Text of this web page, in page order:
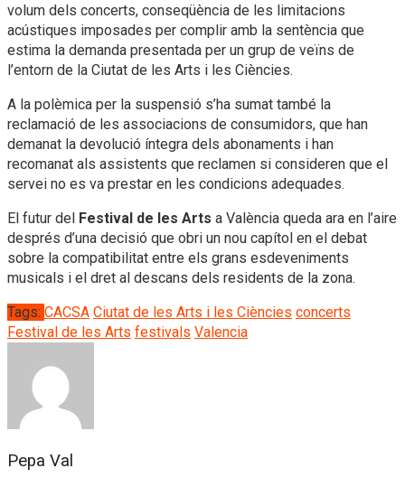
volum dels concerts, conseqüència de les limitacions
acústiques imposades per complir amb la sentència que
estima la demanda presentada per un grup de veïns de
l’entorn de la Ciutat de les Arts i les Ciències.
A la polèmica per la suspensió s’ha sumat també la
reclamació de les associacions de consumidors, que han
demanat la devolució íntegra dels abonaments i han
recomanat als assistents que reclamen si consideren que el
servei no es va prestar en les condicions adequades.
El futur del Festival de les Arts a València queda ara en l’aire
després d’una decisió que obri un nou capítol en el debat
sobre la compatibilitat entre els grans esdeveniments
musicals i el dret al descans dels residents de la zona.
Tags: CACSA Ciutat de les Arts i les Ciències concerts
Festival de les Arts festivals Valencia
Pepa Val